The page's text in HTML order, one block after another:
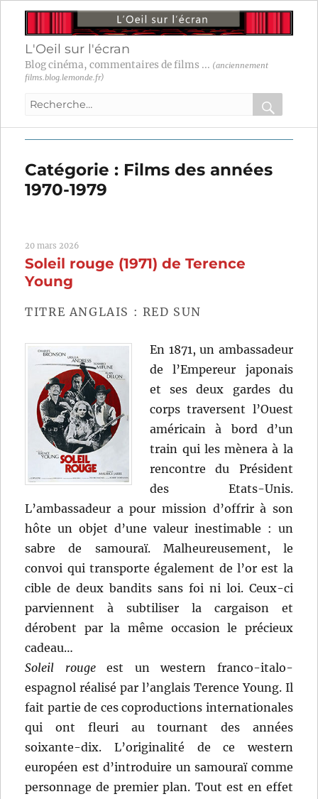
L'Oeil sur l'écran
Blog cinéma, commentaires de films ... (anciennement
films.blog.lemonde.fr)
Recherche
:
OK
Catégorie : Films des années
1970-1979
20 mars 2026
Soleil rouge (1971) de Terence
Young
TITRE ANGLAIS : RED SUN
En 1871, un ambassadeur
de l’Empereur japonais
et ses deux gardes du
corps traversent l’Ouest
américain à bord d’un
train qui les mènera à la
rencontre du Président
des Etats-Unis.
L’ambassadeur a pour mission d’offrir à son
hôte un objet d’une valeur inestimable : un
sabre de samouraï. Malheureusement, le
convoi qui transporte également de l’or est la
cible de deux bandits sans foi ni loi. Ceux-ci
parviennent à subtiliser la cargaison et
dérobent par la même occasion le précieux
cadeau…
Soleil rougeest un western franco-italo-
espagnol réalisé par l’anglais Terence Young. Il
fait partie de ces coproductions internationales
qui ont fleuri au tournant des années
soixante-dix. L’originalité de ce western
européen est d’introduire un samouraï comme
personnage de premier plan. Tout est en effet